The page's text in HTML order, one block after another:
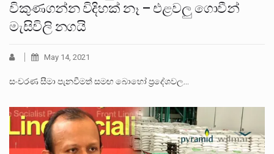
විකුණගන්න විදිහක් නෑ – එළවලු ගොවීන්
මැසිවිලි නගයි
May 14, 2021
සංචරණ සීමා පැනවීමත් සමඟ බොහෝ ප්‍රදේශවල…